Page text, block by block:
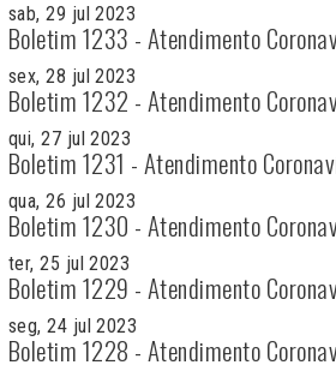
sab, 29 jul 2023
Boletim 1233 - Atendimento
sex, 28 jul 2023
Boletim 1232 - Atendimento
qui, 27 jul 2023
Boletim 1231 - Atendimento
qua, 26 jul 2023
Boletim 1230 - Atendimento
ter, 25 jul 2023
Boletim 1229 - Atendimento
seg, 24 jul 2023
Boletim 1228 - Atendimento